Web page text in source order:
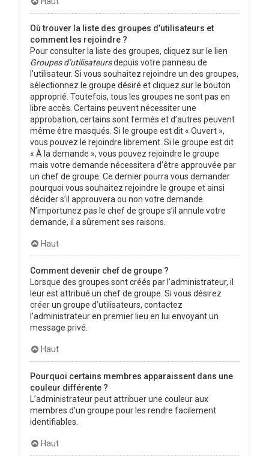
Où trouver la liste des groupes d’utilisateurs et
comment les rejoindre ?
Pour consulter la liste des groupes, cliquez sur le lien
Groupes d’utilisateursdepuis votre panneau de
l’utilisateur. Si vous souhaitez rejoindre un des groupes,
sélectionnez le groupe désiré et cliquez sur le bouton
approprié. Toutefois, tous les groupes ne sont pas en
libre accès. Certains peuvent nécessiter une
approbation, certains sont fermés et d’autres peuvent
même être masqués. Si le groupe est dit « Ouvert »,
vous pouvez le rejoindre librement. Si le groupe est dit
« À la demande », vous pouvez rejoindre le groupe
mais votre demande nécessitera d’être approuvée par
un chef de groupe. Ce dernier pourra vous demander
pourquoi vous souhaitez rejoindre le groupe et ainsi
décider s’il approuvera ou non votre demande.
N’importunez pas le chef de groupe s’il annule votre
demande, il a sûrement ses raisons.
Haut
Comment devenir chef de groupe ?
Lorsque des groupes sont créés par l’administrateur, il
leur est attribué un chef de groupe. Si vous désirez
créer un groupe d’utilisateurs, contactez
l’administrateur en premier lieu en lui envoyant un
message privé.
Haut
Pourquoi certains membres apparaissent dans une
couleur différente ?
L’administrateur peut attribuer une couleur aux
membres d’un groupe pour les rendre facilement
identifiables.
Haut